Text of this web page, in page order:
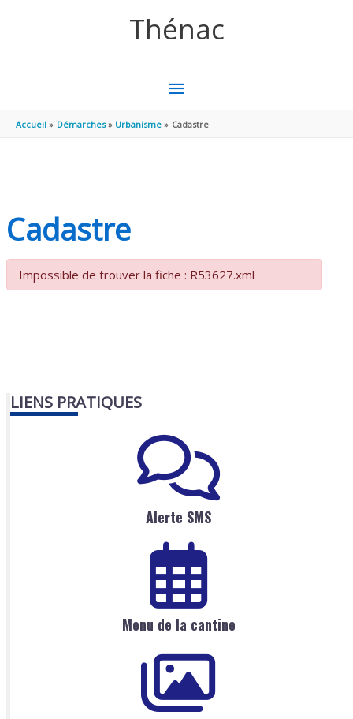
Thénac
MENU
PRINCIPAL
Accueil Démarches Urbanisme Cadastre
Cadastre
Impossible de trouver la fiche : R53627.xml
LIENS PRATIQUES
Alerte SMS
Menu de la cantine